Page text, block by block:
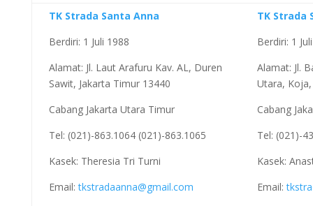
TK Strada Santa Anna
Berdiri: 1 Juli 1988
Alamat: Jl. Laut Arafuru Kav. AL, Duren
Sawit, Jakarta Timur 13440
Cabang Jakarta Utara Timur
Tel: (021)-863.1064 (021)-863.1065
Kasek: Theresia Tri Turni
Email:tkstradaanna@gmail.com
TK Strada
Berdiri: 1
Alamat: Jl.
Utara,
Cabang
Tel: (021)-
Kasek:
Email: